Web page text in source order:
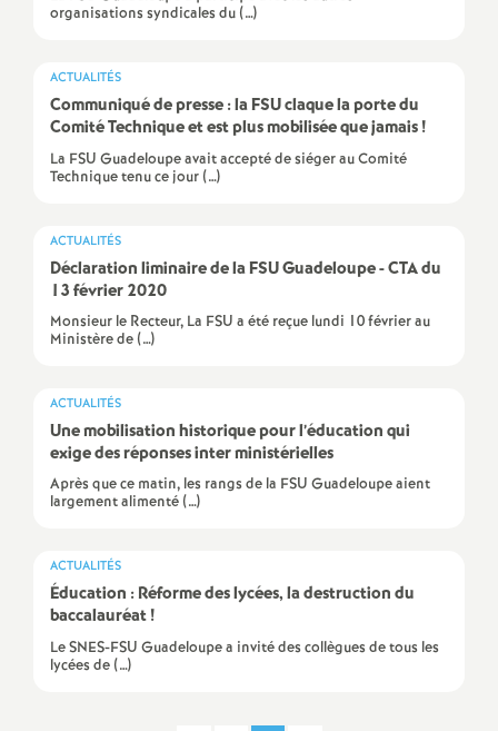
e
g
é
O
l
é
n
s
organisations syndicales du (…)
ACTUALITÉS
Communiqué de presse : la FSU claque la porte du
Comité Technique et est plus mobilisée que jamais!
La FSU Guadeloupe avait accepté de siéger au Comité
Technique tenu ce jour (…)
ACTUALITÉS
Déclaration liminaire de la FSU Guadeloupe - CTA du
13 février 2020
Monsieur le Recteur, La FSU a été reçue lundi 10 février au
Ministère de (…)
ACTUALITÉS
Une mobilisation historique pour l’éducation qui
exige des réponses inter ministérielles
Après que ce matin, les rangs de la FSU Guadeloupe aient
largement alimenté (…)
ACTUALITÉS
Éducation : Réforme des lycées, la destruction du
baccalauréat!
Le SNES-FSU Guadeloupe a invité des collègues de tous les
lycées de (…)